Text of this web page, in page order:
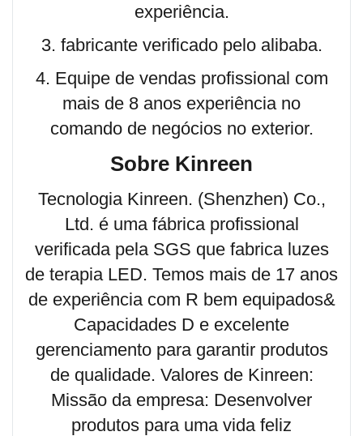
experiência.
3. fabricante verificado pelo alibaba.
4. Equipe de vendas profissional com
mais de 8 anos experiência no
comando de negócios no exterior.
Sobre Kinreen
Tecnologia Kinreen. (Shenzhen) Co.,
Ltd. é uma fábrica profissional
verificada pela SGS que fabrica luzes
de terapia LED. Temos mais de 17 anos
de experiência com R bem equipados&
Capacidades D e excelente
gerenciamento para garantir produtos
de qualidade. Valores de Kinreen:
Missão da empresa: Desenvolver
produtos para uma vida feliz